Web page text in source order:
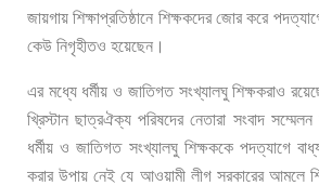
জায়গায় শিক্ষাপ্রতিষ্ঠানে শিক্ষকদের জোর করে
কেউ নিগৃহীতও হয়েছেন।
এর মধ্যে ধর্মীয় ও জাতিগত সংখ্যালঘু শিক্ষকরাও
খ্রিস্টান ছাত্রঐক্য পরিষদের নেতারা সংবাদ সম্মেলন
ধর্মীয় ও জাতিগত সংখ্যালঘু শিক্ষককে পদত্যাগে
করার উপায় নেই যে আওয়ামী লীগ সরকারের আমলে